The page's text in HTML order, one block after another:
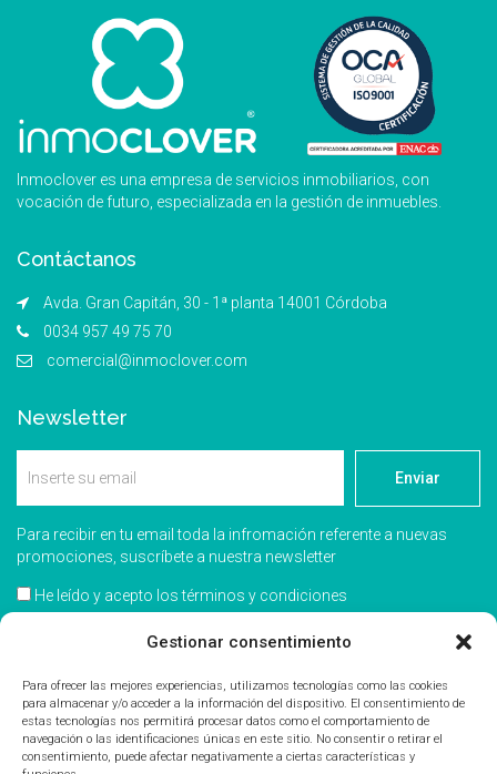
Gestionar consentimiento
Para ofrecer las mejores experiencias, utilizamos tecnologías como las cookies
para almacenar y/o acceder a la información del dispositivo. El consentimiento de
estas tecnologías nos permitirá procesar datos como el comportamiento de
navegación o las identificaciones únicas en este sitio. No consentir o retirar el
consentimiento, puede afectar negativamente a ciertas características y
Inmoclover es una empresa de servicios inmobiliarios, con
vocación de futuro, especializada en la gestión de inmuebles.
Contáctanos
Avda. Gran Capitán, 30 - 1ª planta 14001 Córdoba
0034 957 49 75 70
comercial@inmoclover.com
Newsletter
Enviar
Para recibir en tu email toda la infromación referente a nuevas
promociones, suscríbete a nuestra newsletter
He leído y acepto los términos y condiciones
Acepto recibir información comercial